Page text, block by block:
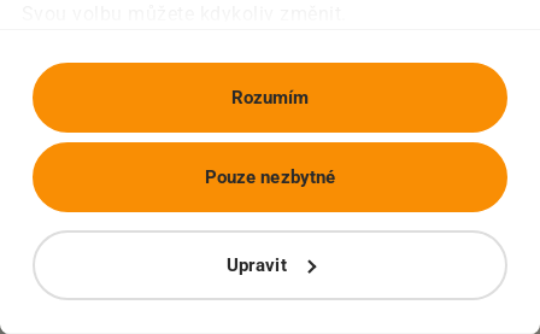
Rozumím
Upravit
Pouze nezbytné